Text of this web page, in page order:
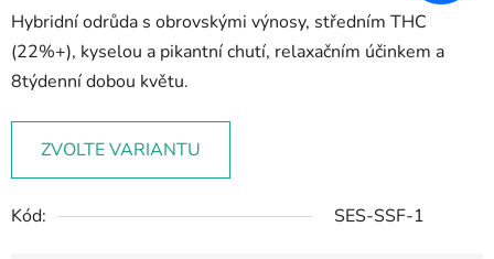
Hybridní odrůda s obrovskými výnosy, středním THC
(22%+), kyselou a pikantní chutí, relaxačním účinkem a
8týdenní dobou květu.
ZVOLTE VARIANTU
Kód: SES-SSF-1